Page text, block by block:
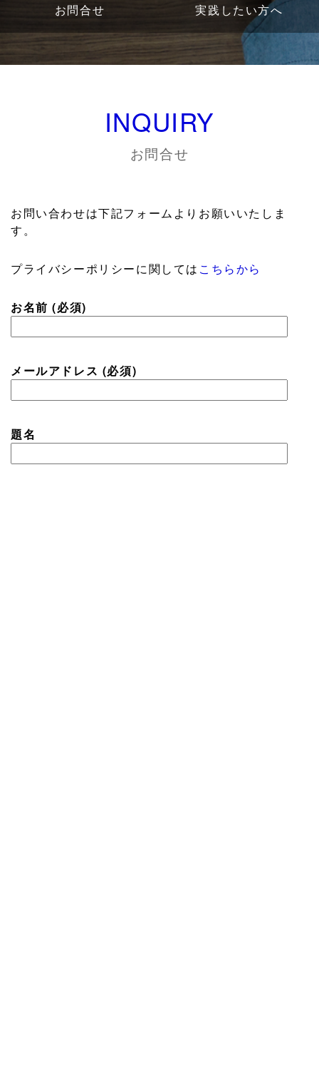
お問合せ
実践したい方へ
INQUIRY
お問合せ
お問い合わせは下記フォームよりお願いいたしま
す。
プライバシーポリシーに関しては こちらから
お名前 (必須)
メールアドレス (必須)
題名